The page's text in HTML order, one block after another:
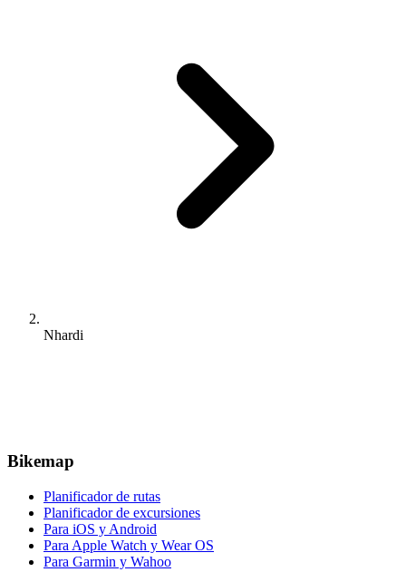
Nhardi
Bikemap
Planificador de rutas
Planificador de excursiones
Para iOS y Android
Para Apple Watch y Wear OS
Para Garmin y Wahoo